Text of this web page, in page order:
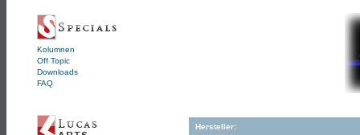
Kolumnen
Off Topic
Downloads
FAQ
Hersteller: